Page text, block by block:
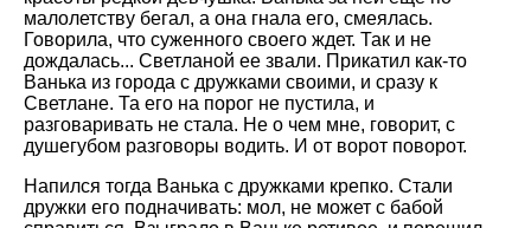
малолетству бегал, а она гнала его, смеялась.
Говорила, что суженного своего ждет. Так и не
дождалась... Светланой ее звали. Прикатил как-то
Ванька из города с дружками своими, и сразу к
Светлане. Та его на порог не пустила, и
разговаривать не стала. Не о чем мне, говорит, с
душегубом разговоры водить. И от ворот поворот.
Напился тогда Ванька с дружками крепко. Стали
дружки его подначивать: мол, не может с бабой